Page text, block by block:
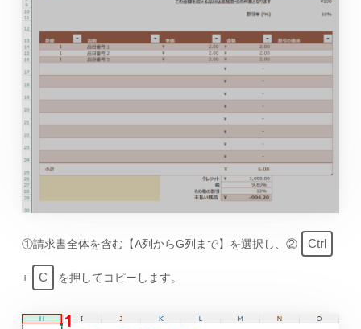
①請求書全体を含む【A列からG列まで】を選択し、② Ctrl
+ C を押してコピーします。